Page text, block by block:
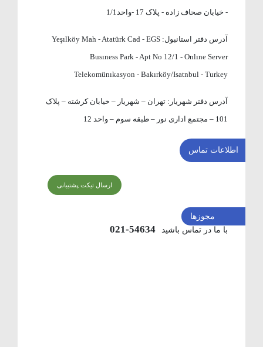
- خیابان صحاف زاده - پلاک 17 -واحد1/1
آدرس دفتر استانبول: Yeşılköy Mah - Atatürk Cad - EGS
Busıness Park - Apt No 12/1 - Onlıne Server
Telekomünıkasyon - Bakırköy/Isatnbul - Turkey
آدرس دفتر شهریار:تهران – شهریار – خیابان کرشته – پلاک
101 – مجتمع اداری نور – طبقه سوم – واحد 12
اطلاعات تماس
ارسال تیکت پشتیبانی
با ما در تماس باشید 54634-021
مجوزها